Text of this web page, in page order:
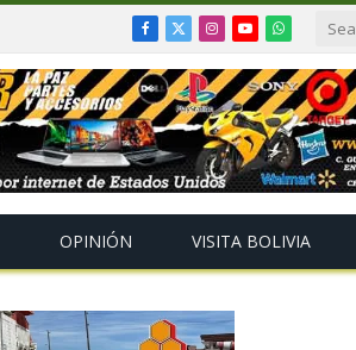
Facebook
X
(Twitter)
Instagram
YouTubeWhatsApp
OPINIÓN VISITA BOLIVIA